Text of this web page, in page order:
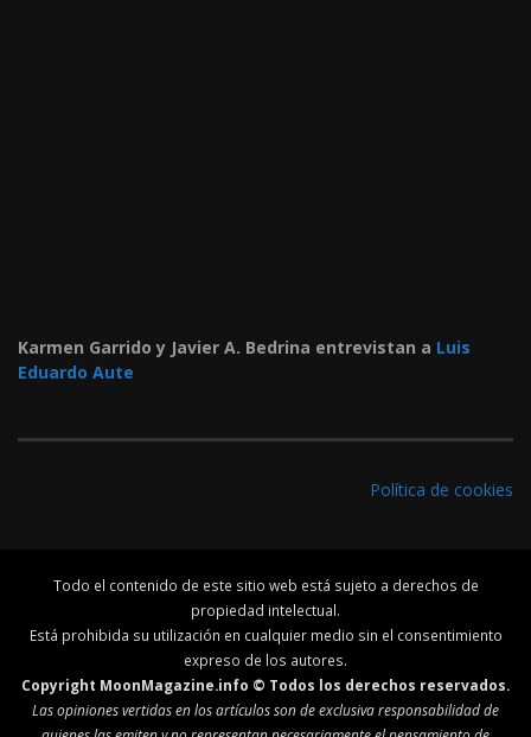
Karmen Garrido y Javier A. Bedrina entrevistan a Luis
Eduardo Aute
Política de cookies
Todo el contenido de este sitio web está sujeto a derechos de
propiedad intelectual.
Está prohibida su utilización en cualquier medio sin el consentimiento
expreso de los autores.
Copyright MoonMagazine.info © Todos los derechos reservados.
Las opiniones vertidas en los artículos son de exclusiva responsabilidad de